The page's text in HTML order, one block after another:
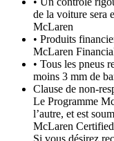
de la voiture sera
McLaren
• Produits
McLaren
• Tous les pneus
moins 3 mm de
Clause de non-
Le Programme
l’autre, et est
McLaren